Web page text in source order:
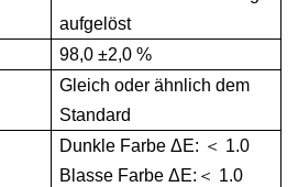
aufgelöst
98,0 ±2,0 %
Gleich oder ähnlich dem
Standard
Dunkle Farbe ΔE: ＜ 1.0
Blasse Farbe ΔE: ＜ 1.0